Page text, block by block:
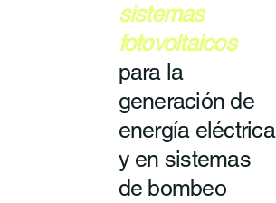
sistemas
fotovoltaicos
para la
generación de
energía eléctrica
y en sistemas
de bombeo